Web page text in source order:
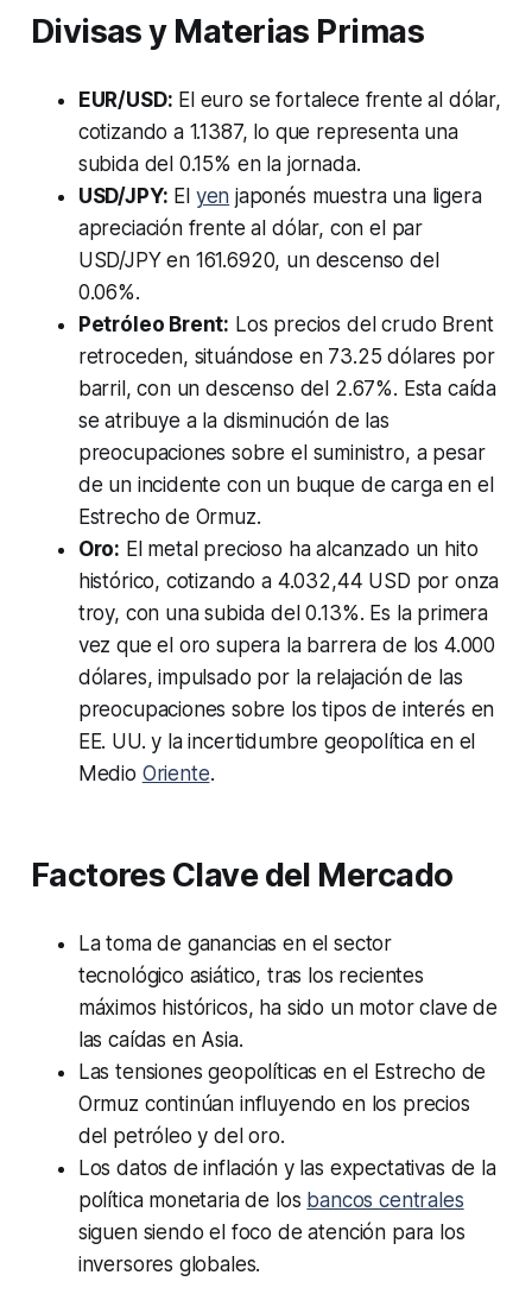
Divisas y Materias Primas
EUR/USD: El euro se fortalece frente al dólar,
cotizando a 1.1387, lo que representa una
subida del 0.15% en la jornada.
USD/JPY: El yen japonés muestra una ligera
apreciación frente al dólar, con el par
USD/JPY en 161.6920, un descenso del
0.06%.
Petróleo Brent: Los precios del crudo Brent
retroceden, situándose en 73.25 dólares por
barril, con un descenso del 2.67%. Esta caída
se atribuye a la disminución de las
preocupaciones sobre el suministro, a pesar
de un incidente con un buque de carga en el
Estrecho de Ormuz.
Oro: El metal precioso ha alcanzado un hito
histórico, cotizando a 4.032,44 USD por onza
troy, con una subida del 0.13%. Es la primera
vez que el oro supera la barrera de los 4.000
dólares, impulsado por la relajación de las
preocupaciones sobre los tipos de interés en
EE. UU. y la incertidumbre geopolítica en el
Medio Oriente.
Factores Clave del Mercado
La toma de ganancias en el sector
tecnológico asiático, tras los recientes
máximos históricos, ha sido un motor clave de
las caídas en Asia.
Las tensiones geopolíticas en el Estrecho de
Ormuz continúan influyendo en los precios
del petróleo y del oro.
Los datos de inflación y las expectativas de la
política monetaria de los bancos centrales
siguen siendo el foco de atención para los
inversores globales.